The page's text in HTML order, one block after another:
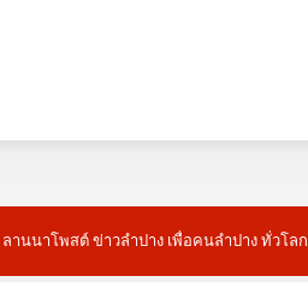
ลานนาโพสต์ ข่าวลำปาง เพื่อคนลำปาง ทั่วโลก